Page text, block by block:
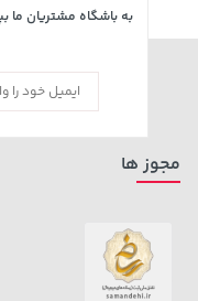
3,230,000 تومان
4,740,000
به باشگاه مشتریان ما
مجوز ها